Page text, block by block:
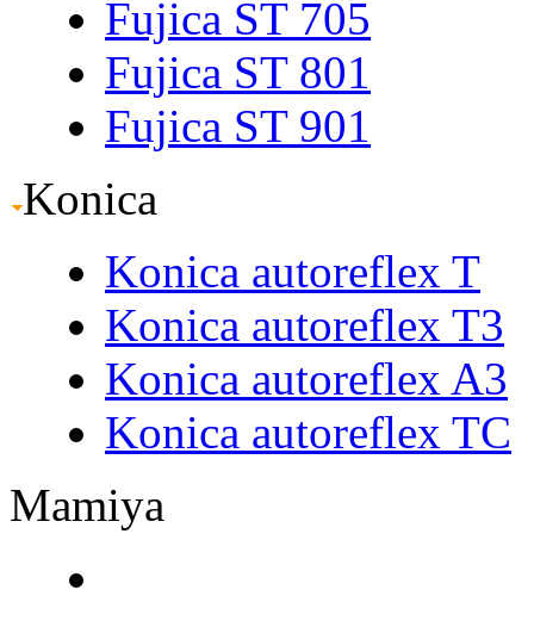
Fujica ST 705
Fujica ST 801
Fujica ST 901
Konica
Konica autoreflex T
Konica autoreflex T3
Konica autoreflex A3
Konica autoreflex TC
Mamiya